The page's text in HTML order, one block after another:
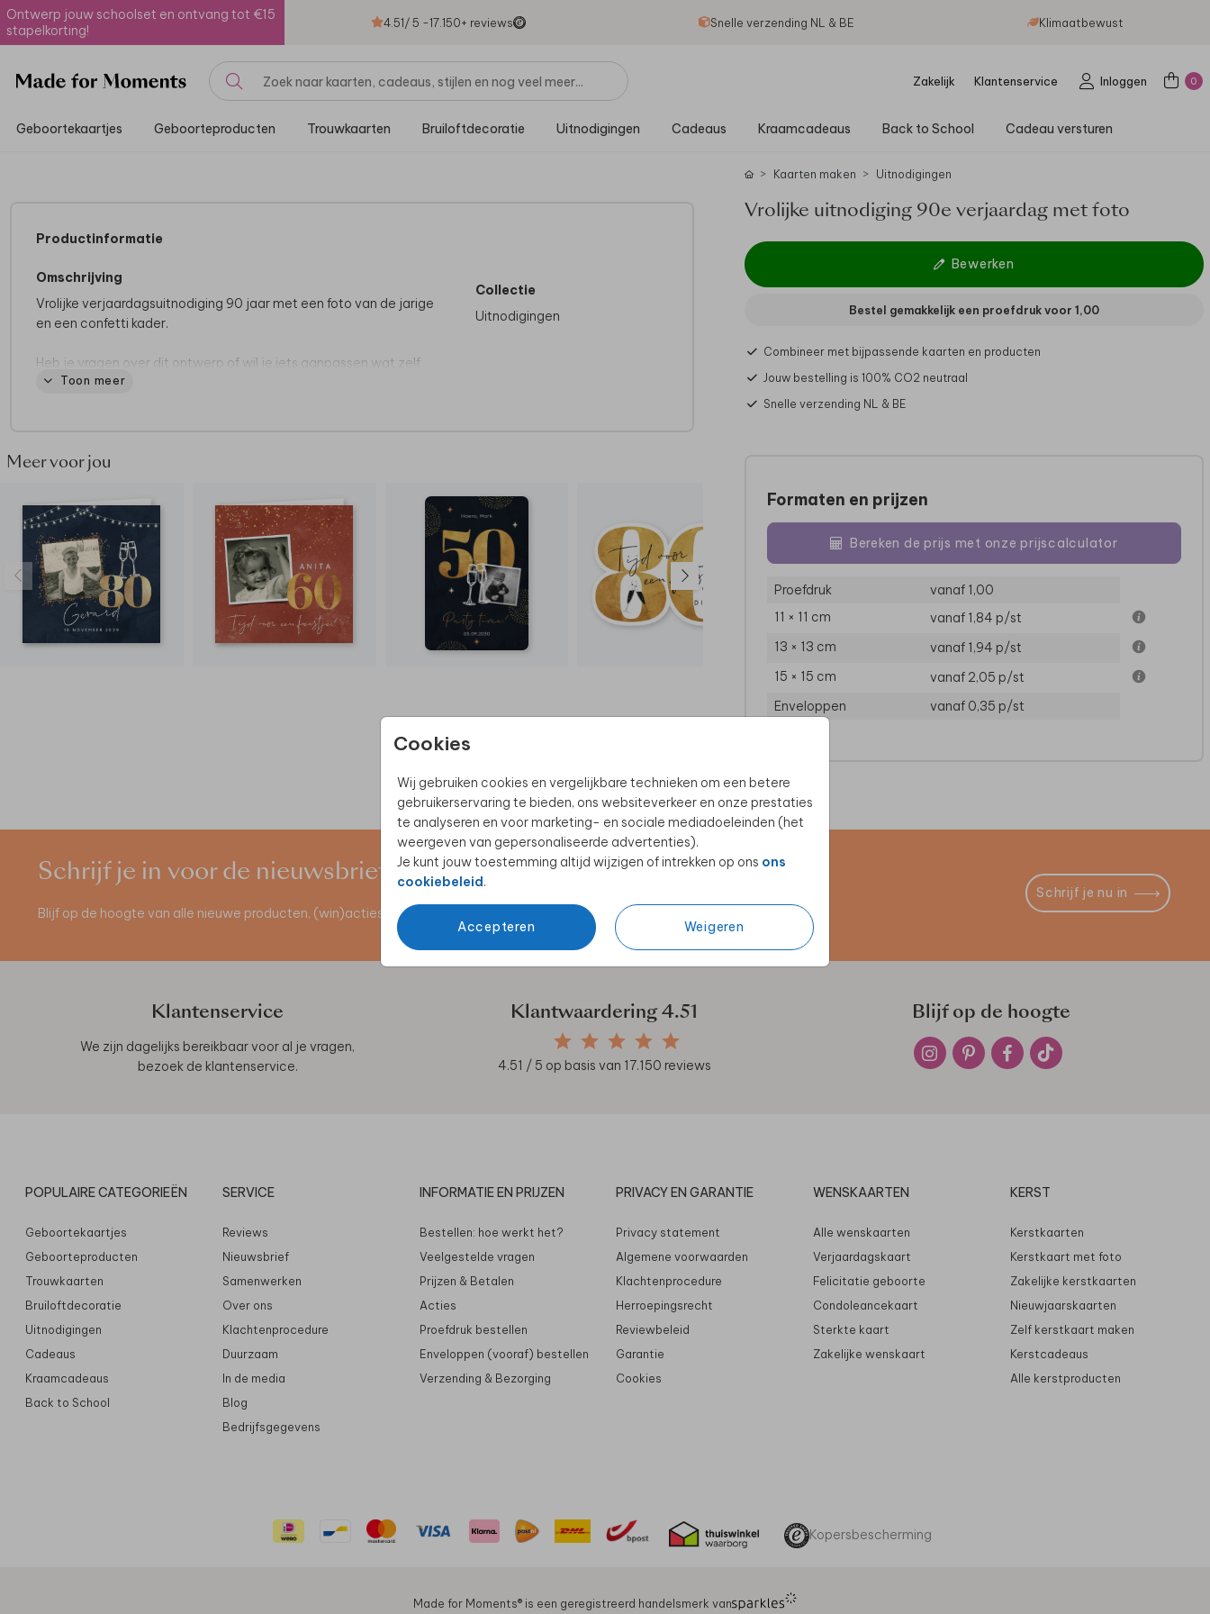
Ontwerp jouw schoolset en ontvang tot €15
stapelkorting!
4.51/ 5 -17.150+ reviews Snelle verzending NL & BE Klimaatbewust
Zakelijk Klantenservice Inloggen 0
Geboortekaartjes Geboorteproducten Trouwkaarten Bruiloftdecoratie Uitnodigingen Cadeaus Kraamcadeaus Back to School Cadeau versturen
Cookies
Wij gebruiken cookies en vergelijkbare technieken om een betere
gebruikerservaring te bieden, ons websiteverkeer en onze prestaties
te analyseren en voor marketing- en sociale mediadoeleinden (het
weergeven van gepersonaliseerde advertenties).
Je kunt jouw toestemming altijd wijzigen of intrekken op ons ons
cookiebeleid.
Accepteren Weigeren
Productinformatie
Omschrijving
Vrolijke verjaardagsuitnodiging 90 jaar met een foto van de jarige
en een confetti kader.
Heb je vragen over dit ontwerp of wil je iets aanpassen wat zelf
niet lukt in de editor? Neem dan gerust
Toon meer
Collectie
Uitnodigingen
Meer voor jou
Kaarten maken Uitnodigingen
Vrolijke uitnodiging 90e verjaardag met foto
Bewerken
Bestel gemakkelijk een proefdruk voor 1,00
Combineer met bijpassende kaarten en producten
Jouw bestelling is 100% CO2 neutraal
Snelle verzending NL & BE
Formaten en prijzen
Bereken de prijs met onze prijscalculator
Proefdruk
vanaf 1,00
11 × 11 cm
vanaf 1,84 p/st
13 × 13 cm
vanaf 1,94 p/st
15 × 15 cm
vanaf 2,05 p/st
Enveloppen
vanaf 0,35 p/st
Schrijf je in voor de nieuwsbrief
Blijf op de hoogte van alle nieuwe producten, (win)acties en unieke samenwerkingen!
Schrijf je nu in
Klantenservice
We zijn dagelijks bereikbaar voor al je vragen,
bezoek de klantenservice.
Klantwaardering4.51
4.51 / 5 op basis van 17.150 reviews
Blijf op de hoogte
POPULAIRE CATEGORIEËN
Geboortekaartjes
Geboorteproducten
Trouwkaarten
Bruiloftdecoratie
Uitnodigingen
Cadeaus
Kraamcadeaus
Back to School
SERVICE
Reviews
Nieuwsbrief
Samenwerken
Over ons
Klachtenprocedure
Duurzaam
In de media
Blog
Bedrijfsgegevens
INFORMATIE EN PRIJZEN
Bestellen: hoe werkt het?
Veelgestelde vragen
Prijzen & Betalen
Acties
Proefdruk bestellen
Enveloppen (vooraf) bestellen
Verzending & Bezorging
PRIVACY EN GARANTIE
Privacy statement
Algemene voorwaarden
Klachtenprocedure
Herroepingsrecht
Reviewbeleid
Garantie
Cookies
WENSKAARTEN
Alle wenskaarten
Verjaardagskaart
Felicitatie geboorte
Condoleancekaart
Sterkte kaart
Zakelijke wenskaart
KERST
Kerstkaarten
Kerstkaart met foto
Zakelijke kerstkaarten
Nieuwjaarskaarten
Zelf kerstkaart maken
Kerstcadeaus
Alle kerstproducten
Kopersbescherming
Made for Moments®️ is een geregistreerd handelsmerk van